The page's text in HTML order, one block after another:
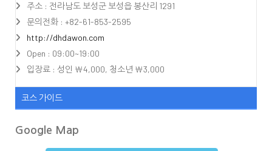
주소 : 전라남도 보성군 보성읍 봉산리 1291
문의전화 : +82-61-853-2595
http://dhdawon.com
Open : 09:00~19:00
입장료 : 성인 ₩4,000, 청소년 ₩3,000
코스 가이드
Google Map